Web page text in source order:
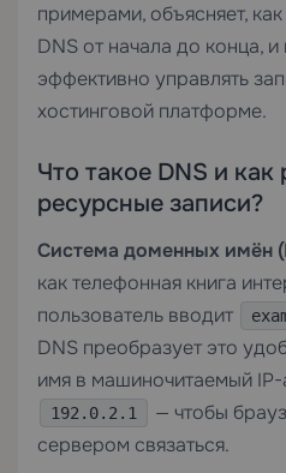
примерами, объясняет,
DNS от начала до конца, и
эффективно управлять
хостинговой платформе.
Что такое DNS и
ресурсные записи?
Система доменных имён
как телефонная книга
пользователь вводит
DNS преобразует это
имя в машиночитаемый
192.0.2.1
— чтобы
сервером связаться.